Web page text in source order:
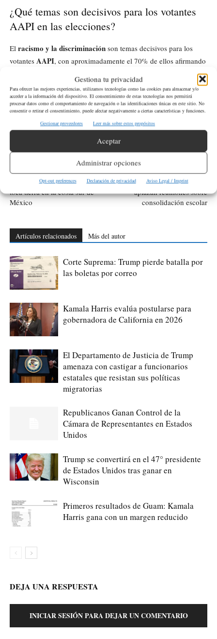
Gestiona tu privacidad
Para ofrecer las mejores experiencias, utilizamos tecnologías como las cookies para almacenar y/o
acceder a la información del dispositivo. El consentimiento de estas tecnologías nos permitirá
procesar datos como el comportamiento de navegación o las identificaciones únicas en este sitio. No
consentir o retirar el consentimiento, puede afectar negativamente a ciertas características y funciones.
Gestionar proveedores
Leer más sobre estos propósitos
Aceptar
Administrar opciones
Opt-out preferences Declaración de privacidad Aviso Legal / Imprint
¿Qué temas son decisivos para los votantes
AAPI en las elecciones?
El racismo y la discriminación son temas decisivos para los
votantes AAPI, con aproximadamente el 70% de ellos afirmando
sobre estos asuntos, lo que influye directamente en lamotivación
del voto.
ETIQUETAS Donald Trump
Elecciones en Estados Unidos
Huracán John de categoría 3
toca tierra en la costa sur de
México
Escuelas públicas de Seattle
aplazan reuniones sobre
consolidación escolar
Artículos relacionados Más del autor
Corte Suprema: Trump pierde batalla por
las boletas por correo
Kamala Harris evalúa postularse para
gobernadora de California en 2026
El Departamento de Justicia de Trump
amenaza con castigar a funcionarios
estatales que resistan sus políticas
migratorias
Republicanos Ganan Control de la
Cámara de Representantes en Estados
Unidos
Trump se convertirá en el 47° presidente
de Estados Unidos tras ganar en
Wisconsin
Primeros resultados de Guam: Kamala
Harris gana con un margen reducido
DEJA UNA RESPUESTA
INICIAR SESIÓN PARA DEJAR UN COMENTARIO